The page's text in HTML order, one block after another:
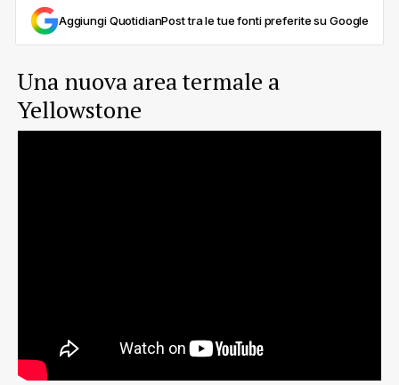
Aggiungi QuotidianPost tra le tue fonti preferite su Google
Una nuova area termale a
Yellowstone